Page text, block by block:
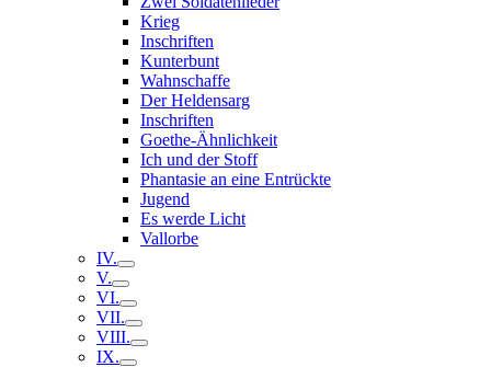
Krieg
Inschriften
Kunterbunt
Wahnschaffe
Der Heldensarg
Inschriften
Goethe-Ähnlichkeit
Ich und der Stoff
Phantasie an eine Entrückte
Jugend
Es werde Licht
Vallorbe
IV.
V.
VI.
VII.
VIII.
IX.